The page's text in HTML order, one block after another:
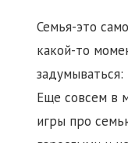
Семья-это
какой-то
Еще совсем в
игры про